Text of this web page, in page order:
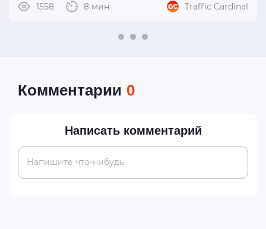
1558 8 мин Traffic Cardinal
Комментарии 0
Написать комментарий
Напишите что-нибудь